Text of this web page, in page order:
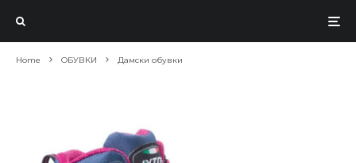
Home ОБУВКИ Дамски обувки